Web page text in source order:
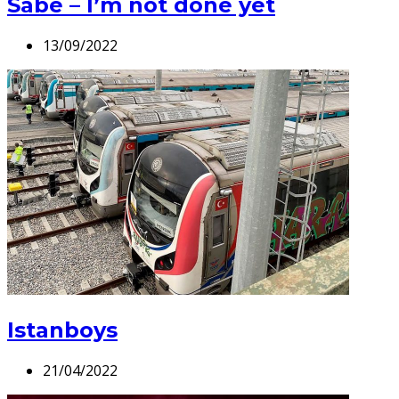
Sabe – I’m not done yet
13/09/2022
Istanboys
21/04/2022